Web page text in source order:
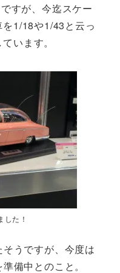
すが、今迄スケー
1/18や1/43と云っ
います。
た！
うですが、今度は
備中とのこと。